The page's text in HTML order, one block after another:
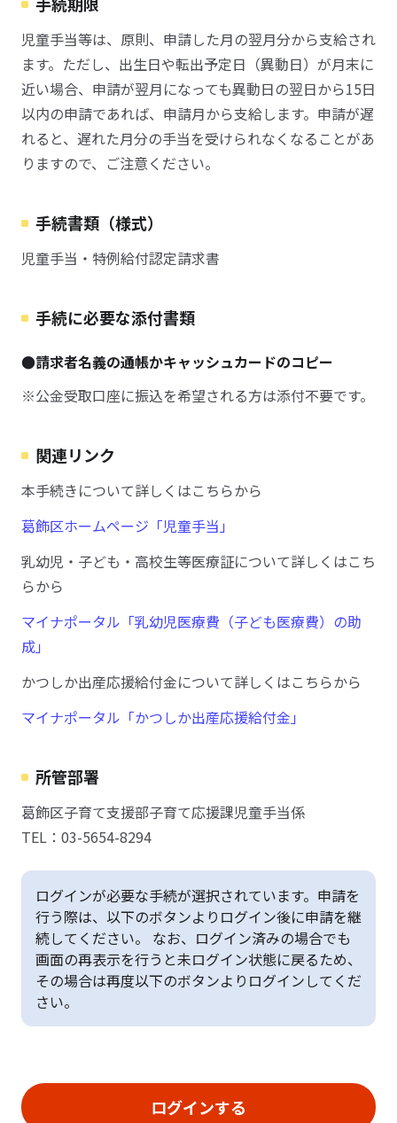
児童手当等は、原則、申請した月の翌月分から支給され
ます。ただし、出生日や転出予定日（異動日）が月末に
近い場合、申請が翌月になっても異動日の翌日から15日
以内の申請であれば、申請月から支給します。申請が遅
れると、遅れた月分の手当を受けられなくなることがあ
りますので、ご注意ください。
手続書類（様式）
児童手当・特例給付認定請求書
手続に必要な添付書類
●請求者名義の通帳かキャッシュカードのコピー
※公金受取口座に振込を希望される方は添付不要です。
関連リンク
本手続きについて詳しくはこちらから
葛飾区ホームページ「児童手当」
乳幼児・子ども・高校生等医療証について詳しくはこち
らから
マイナポータル「乳幼児医療費（子ども医療費）の助
成」
かつしか出産応援給付金について詳しくはこちらから
マイナポータル「かつしか出産応援給付金」
所管部署
葛飾区子育て支援部子育て応援課児童手当係
TEL：03-5654-8294
ログインが必要な手続が選択されています。申請を
行う際は、以下のボタンよりログイン後に申請を継
続してください。 なお、ログイン済みの場合でも
画面の再表示を行うと未ログイン状態に戻るため、
その場合は再度以下のボタンよりログインしてくだ
さい。